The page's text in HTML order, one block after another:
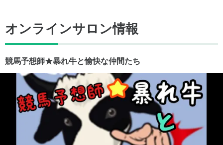
オンラインサロン情報
競馬予想師★暴れ牛と愉快な仲間たち